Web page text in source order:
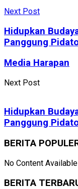
Next Post
Hidupkan
Panggung
Media Harapan
Next Post
Hidupkan
Panggung
BERITA
No Content Available
BERITA